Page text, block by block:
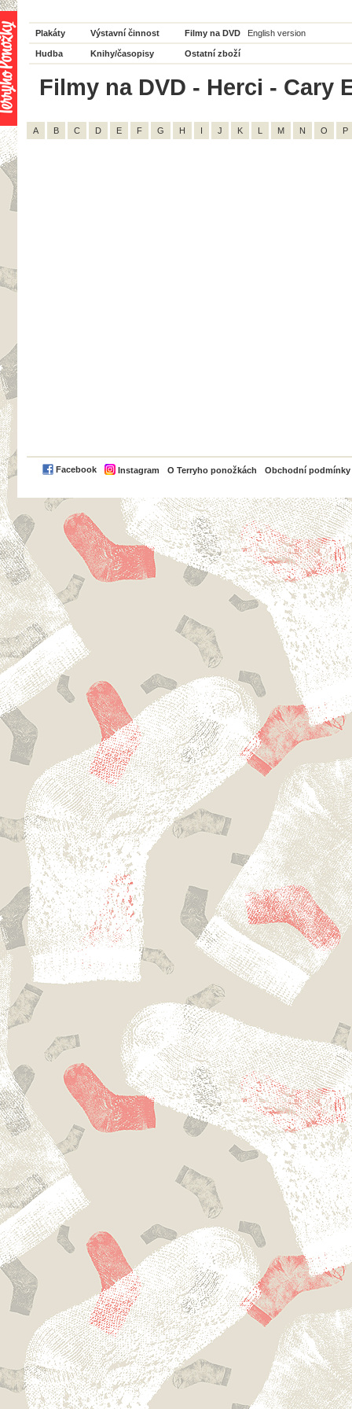
Plakáty Výstavní činnost Filmy na DVD English version
Hudba Knihy/časopisy Ostatní zboží
Filmy na DVD - Herci - Cary
A B C D E F G H I J K L M N O P
Facebook Instagram O Terryho ponožkách Obchodní podmínky
PayPal